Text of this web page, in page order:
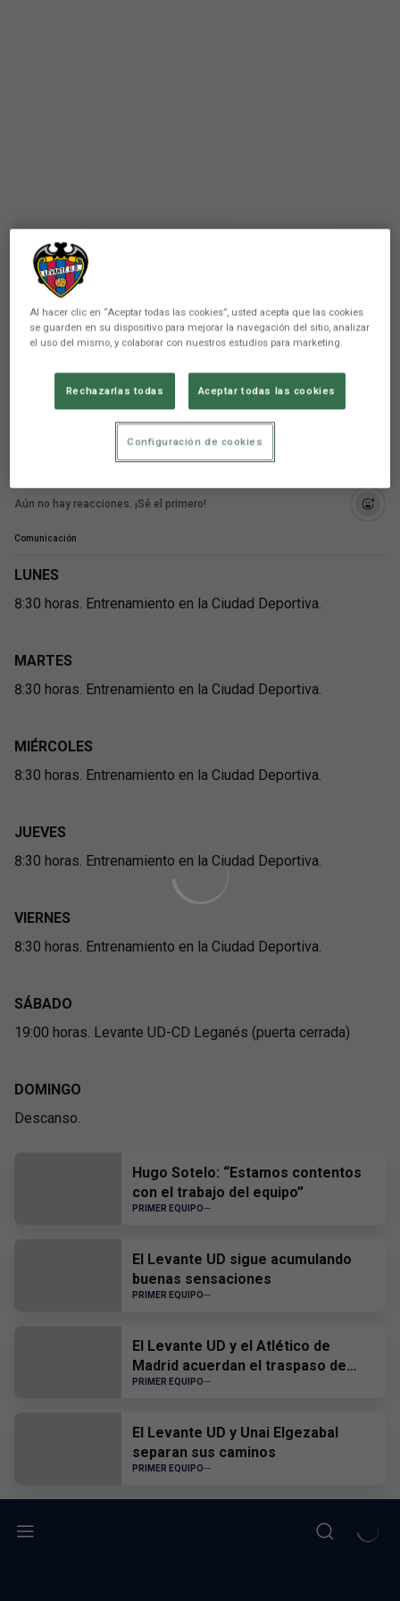
PRIMER EQUIPO
Plan de trabajo del Levante
UD (6 a 12 de julio)
El equipo disputará el primer amistoso frente
al CD Leganés
Aún no hay reacciones. ¡Sé el primero!
Comunicación
LUNES
8:30 horas. Entrenamiento en la Ciudad Deportiva.
MARTES
8:30 horas. Entrenamiento en la Ciudad Deportiva.
MIÉRCOLES
8:30 horas. Entrenamiento en la Ciudad Deportiva.
JUEVES
8:30 horas. Entrenamiento en la Ciudad Deportiva.
VIERNES
8:30 horas. Entrenamiento en la Ciudad Deportiva.
SÁBADO
19:00 horas. Levante UD-CD Leganés (puerta cerrada)
DOMINGO
Descanso.
Hugo Sotelo: “Estamos contentos
con el trabajo del equipo”
PRIMER EQUIPO
El Levante UD sigue acumulando
buenas sensaciones
PRIMER EQUIPO
El Levante UD y el Atlético de
Madrid acuerdan el traspaso de
Edgar Alcañiz
PRIMER EQUIPO
El Levante UD y Unai Elgezabal
separan sus caminos
PRIMER EQUIPO
Al hacer clic en “Aceptar todas las cookies”, usted acepta que las cookies
se guarden en su dispositivo para mejorar la navegación del sitio, analizar
el uso del mismo, y colaborar con nuestros estudios para marketing.
Rechazarlas todas Aceptar todas las cookies
Configuración de cookies